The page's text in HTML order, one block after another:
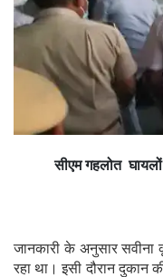
सीएम गहलोत
जानकारी के अनुसार सवीना
रहा था। इसी दौरान